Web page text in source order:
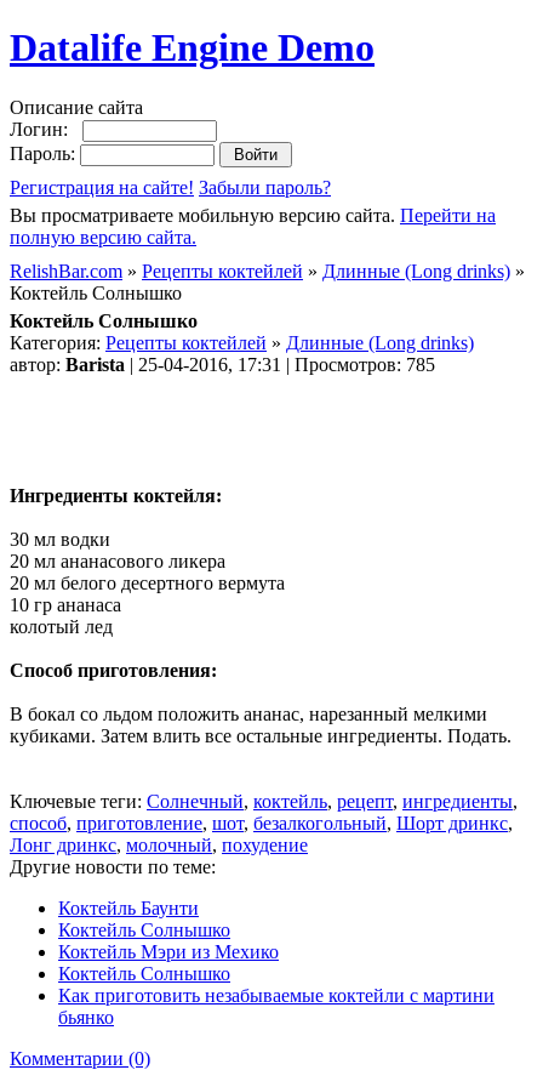
Datalife Engine Demo
Описание сайта
Логин:
Пароль:
Регистрация на сайте! Забыли пароль?
Вы просматриваете мобильную версию сайта. Перейти на
полную версию сайта.
RelishBar.com » Рецепты коктейлей » Длинные (Long drinks) »
Коктейль Солнышко
Коктейль Солнышко
Категория: Рецепты коктейлей » Длинные (Long drinks)
автор: Barista | 25-04-2016, 17:31 | Просмотров: 785
Ингредиенты коктейля:
30 мл водки
20 мл ананасового ликера
20 мл белого десертного вермута
10 гр ананаса
колотый лед
Способ приготовления:
В бокал со льдом положить ананас, нарезанный мелкими
кубиками. Затем влить все остальные ингредиенты. Подать.
Ключевые теги: Солнечный, коктейль, рецепт, ингредиенты,
способ, приготовление, шот, безалкогольный, Шорт дринкс,
Лонг дринкс, молочный, похудение
Другие новости по теме:
Коктейль Баунти
Коктейль Солнышко
Коктейль Мэри из Мехико
Коктейль Солнышко
Как приготовить незабываемые коктейли с мартини
бьянко
Комментарии (0)